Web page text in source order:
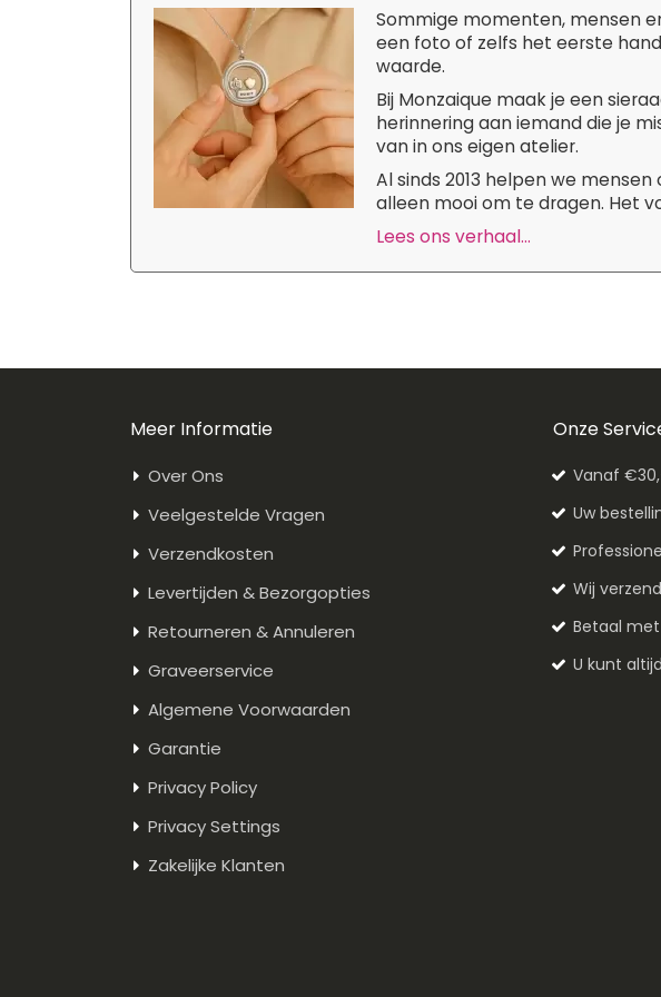
Sommige momenten, mensen
een foto of zelfs het eerste
waarde.
Bij Monzaique maak je een
herinnering aan iemand die je
van in ons eigen atelier.
Al sinds 2013 helpen we
alleen mooi om te dragen. Het
Lees ons verhaal...
Meer Informatie
Over Ons
Veelgestelde Vragen
Verzendkosten
Levertijden & Bezorgopties
Retourneren & Annuleren
Graveerservice
Algemene Voorwaarden
Garantie
Privacy Policy
Privacy Settings
Zakelijke Klanten
Onze
Vanaf
Uw
Wij
Betaal
U kunt